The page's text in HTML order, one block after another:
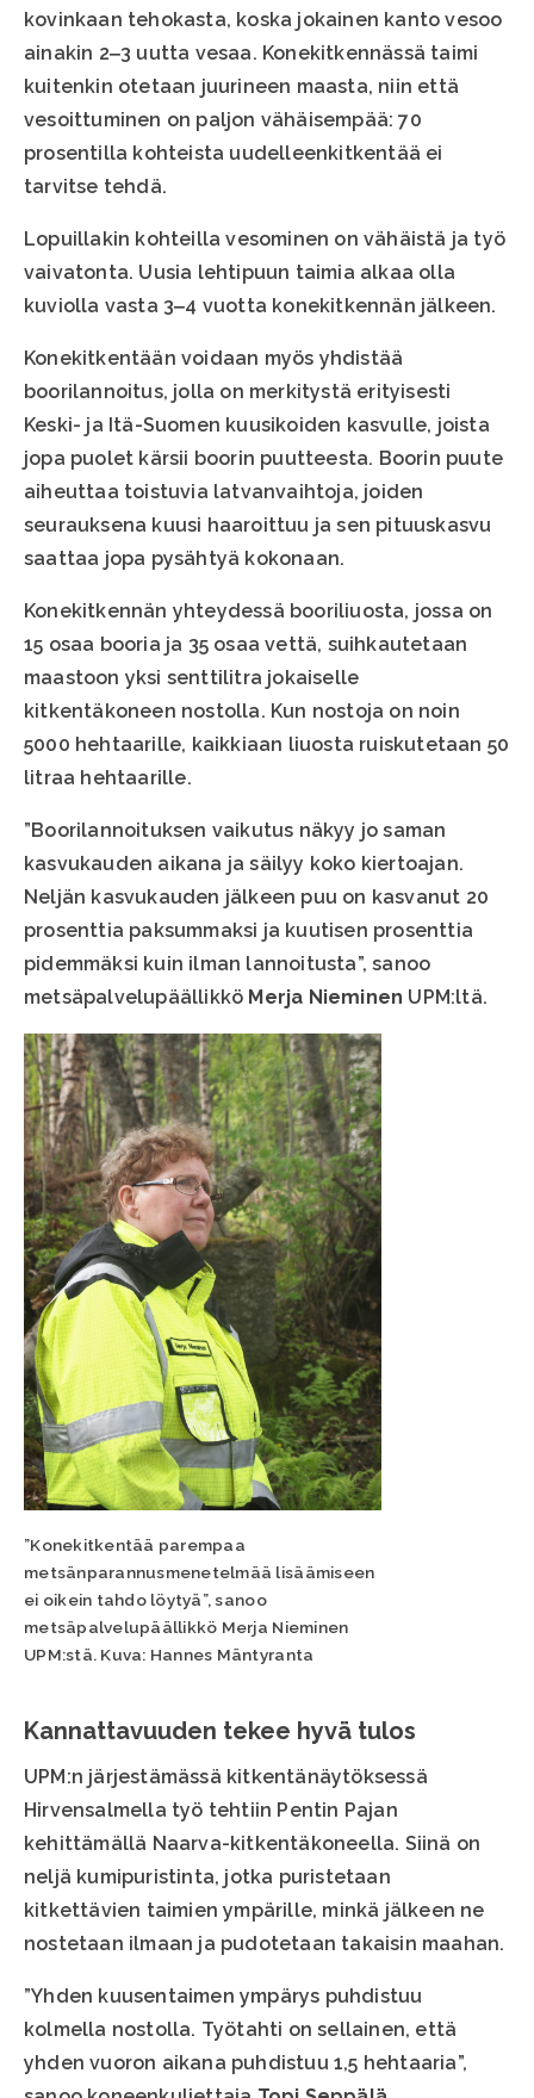
kovinkaan tehokasta, koska jokainen kanto vesoo
ainakin 2‒3 uutta vesaa. Konekitkennässä taimi
kuitenkin otetaan juurineen maasta, niin että
vesoittuminen on paljon vähäisempää: 70
prosentilla kohteista uudelleenkitkentää ei
tarvitse tehdä.
Lopuillakin kohteilla vesominen on vähäistä ja työ
vaivatonta. Uusia lehtipuun taimia alkaa olla
kuviolla vasta 3‒4 vuotta konekitkennän jälkeen.
Konekitkentään voidaan myös yhdistää
boorilannoitus, jolla on merkitystä erityisesti
Keski- ja Itä-Suomen kuusikoiden kasvulle, joista
jopa puolet kärsii boorin puutteesta. Boorin puute
aiheuttaa toistuvia latvanvaihtoja, joiden
seurauksena kuusi haaroittuu ja sen pituuskasvu
saattaa jopa pysähtyä kokonaan.
Konekitkennän yhteydessä booriliuosta, jossa on
15 osaa booria ja 35 osaa vettä, suihkautetaan
maastoon yksi senttilitra jokaiselle
kitkentäkoneen nostolla. Kun nostoja on noin
5000 hehtaarille, kaikkiaan liuosta ruiskutetaan 50
litraa hehtaarille.
”Boorilannoituksen vaikutus näkyy jo saman
kasvukauden aikana ja säilyy koko kiertoajan.
Neljän kasvukauden jälkeen puu on kasvanut 20
prosenttia paksummaksi ja kuutisen prosenttia
pidemmäksi kuin ilman lannoitusta”, sanoo
metsäpalvelupäällikkö Merja Nieminen UPM:ltä.
”Konekitkentää parempaa
metsänparannusmenetelmää lisäämiseen
ei oikein tahdo löytyä”, sanoo
metsäpalvelupäällikkö Merja Nieminen
UPM:stä. Kuva: Hannes Mäntyranta
Kannattavuuden tekee hyvä tulos
UPM:n järjestämässä kitkentänäytöksessä
Hirvensalmella työ tehtiin Pentin Pajan
kehittämällä Naarva-kitkentäkoneella. Siinä on
neljä kumipuristinta, jotka puristetaan
kitkettävien taimien ympärille, minkä jälkeen ne
nostetaan ilmaan ja pudotetaan takaisin maahan.
”Yhden kuusentaimen ympärys puhdistuu
kolmella nostolla. Työtahti on sellainen, että
yhden vuoron aikana puhdistuu 1,5 hehtaaria”,